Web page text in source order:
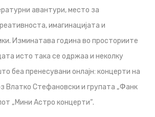
авантури, место за
имагинацијата и
Изминатава година во просториите
исто така се одржаа и неколку
беа пренесувани онлајн: концерти на
Влатко Стефановски и групата „Фанк
„Мини Астро концерти“.